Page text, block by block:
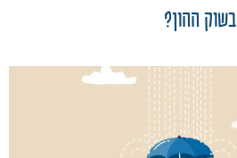
בשוק ההון?